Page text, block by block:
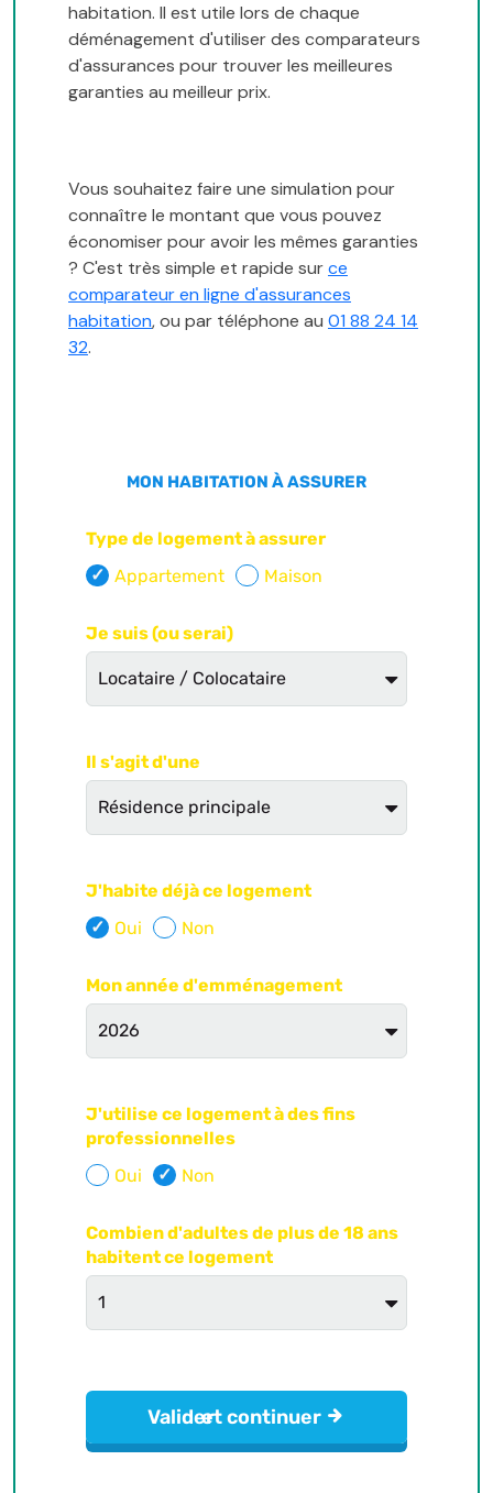
habitation. Il est utile lors de chaque
déménagement d'utiliser des comparateurs
d'assurances pour trouver les meilleures
garanties au meilleur prix.
Vous souhaitez faire une simulation pour
connaître le montant que vous pouvez
économiser pour avoir les mêmes garanties
? C'est très simple et rapide surce
comparateur en ligne d'assurances
habitation, ou par téléphone au 01 88 24 14
32.